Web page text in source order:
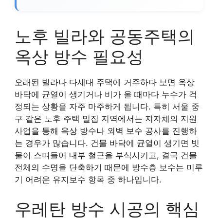
노후 빌라와 공동주택의
옥상 방수 필요성
오래된 빌라나 다세대 주택에 거주하다 보면 옥상
바닥에 균열이 생기거나 비가 올 때마다 누수가 걱
정되는 상황을 자주 마주하게 됩니다. 특히 서울 중
구 같은 노후 주택 밀집 지역에서는 지자체의 지원
사업을 통해 옥상 방수나 외벽 보수 공사를 진행하
는 경우가 많습니다. 건물 바닥에 균열이 생기면 빗
물이 스며들어 내부 철근을 부식시키고, 결국 건물
전체의 수명을 단축하기 때문에 방수층 보수는 미루
기 어려운 유지보수 항목 중 하나입니다.
우레탄 방수 시공의 핵심